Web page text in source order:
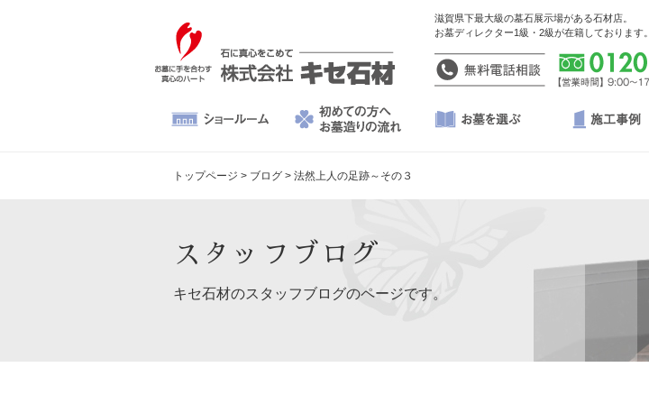
滋賀県下最大級の墓石展示場がある石材店。
お墓ディレクター1級・2級が在籍しております。
トップページ > ブログ > 法然上人の足跡～その３
スタッフブログ
キセ石材のスタッフブログのページです。